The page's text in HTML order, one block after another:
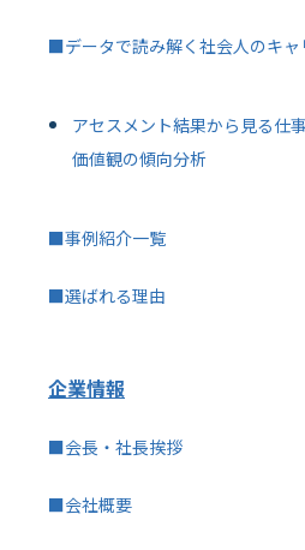
■データで読み解く社会人のキャ
アセスメント結果から見る仕
価値観の傾向分析
■事例紹介一覧
■選ばれる理由
企業情報
■会長・社長挨拶
■会社概要